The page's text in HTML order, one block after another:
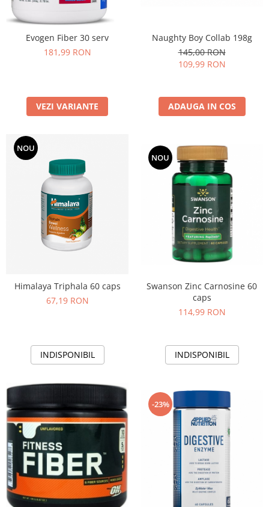
Evogen Fiber 30 serv
181,99 RON
VEZI VARIANTE
Naughty Boy Collab 198g
145,00 RON
109,99 RON
ADAUGA IN COS
NOU
Himalaya Triphala 60 caps
67,19 RON
INDISPONIBIL
NOU
Swanson Zinc Carnosine 60
caps
114,99 RON
INDISPONIBIL
-23%